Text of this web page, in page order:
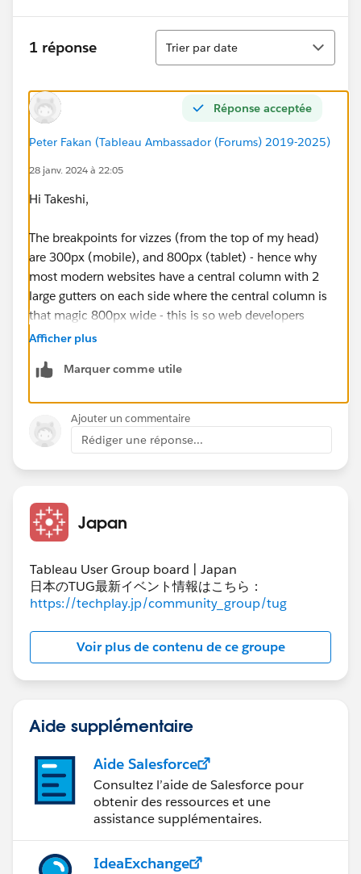
1 réponse
Tri
Trier par date
Réponse acceptée
Peter Fakan (Tableau Ambassador (Forums) 2019-2025)
28 janv. 2024 à 22:05
Hi Takeshi,
The breakpoints for vizzes (from the top of my head)
are 300px (mobile), and 800px (tablet) - hence why
most modern websites have a central column with 2
large gutters on each side where the central column is
that magic 800px wide - this is so web developers
don't need to create 3 different size pages where they
tablet size width is the same width for PCs).
HOWEVER, the 300px mobile width doesn't take into
account most modern mobiles have adequate
resolution compression to be able to handle a normal
sized visualisation - go to any website with an
will see what I'm saying.
Samsung or Apple in the title. If the phone has the old
style capacitive touchscreen and predates gorilla glass,
then (and as long as the phone is still working) you
Samsung 1 and 2, and android version 3 or 4 - I don't
recall what the Apple equivalents are but its probably
an Apple 1 or 2.
HTH
Peter
Afficher plus
Marquer comme utile
Ajouter un commentaire
Rédiger une réponse...
Japan
Tableau User Group board | Japan
日本のTUG最新イベント情報はこちら：
https://techplay.jp/community_group/tug
Voir plus de contenu de ce groupe
Aide supplémentaire
Aide Salesforce
Consultez l’aide de Salesforce pour
obtenir des ressources et une
assistance supplémentaires.
IdeaExchange